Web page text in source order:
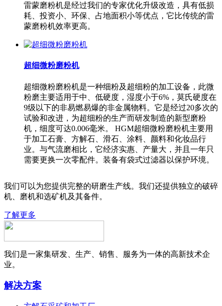
雷蒙磨粉机是经过我们的专家优化升级改造，具有低损
耗、投资小、环保、占地面积小等优点，它比传统的雷
蒙磨粉机效率更高。
超细微粉磨粉机
超细微粉磨粉机是一种细粉及超细粉的加工设备，此微
粉磨主要适用于中、低硬度，湿度小于6%，莫氏硬度在
9级以下的非易燃易爆的非金属物料。它是经过20多次的
试验和改进，为超细粉的生产而研发制造的新型磨粉
机，细度可达0.006毫米。 HGM超细微粉磨粉机主要用
于加工石膏、方解石、滑石、涂料、颜料和化妆品行
业。与气流磨相比，它经济实惠、产量大，并且一年只
需要更换一次零配件。装备有袋式过滤器以保护环境。
我们可以为您提供完整的研磨生产线。我们还提供独立的破碎
机、磨机和选矿机及其备件。
了解更多
我们是一家集研发、生产、销售、服务为一体的高新技术企
业。
解决方案